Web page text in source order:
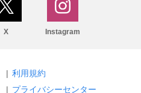
X Instagram
| 利用規約
| プライバシーセンター